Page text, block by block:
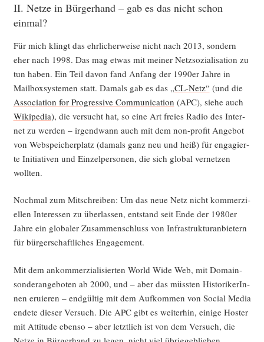
II. Netze in Bürgerhand – gab es das nicht schon
einmal?
Für mich klingt das ehr­li­cher­wei­se nicht nach 2013, son­dern
eher nach 1998. Das mag etwas mit mei­ner Netz­so­zia­li­sa­ti­on zu
tun haben. Ein Teil davon fand Anfang der 1990er Jah­re in
Mail­box­sys­te­men statt. Damals gab es das „CL-Netz“ (und die
Asso­cia­ti­on for Pro­gres­si­ve Com­mu­ni­ca­ti­on (APC), sie­he auch
Wiki­pe­dia), die ver­sucht hat, so eine Art frei­es Radio des Inter­
net zu wer­den – irgend­wann auch mit dem non-pro­fit Ange­bot
von Web­s­pei­cher­platz (damals ganz neu und heiß) für enga­gier­
te Initia­ti­ven und Ein­zel­per­so­nen, die sich glo­bal ver­net­zen
wollten.
Noch­mal zum Mit­schrei­ben: Um das neue Netz nicht kom­mer­zi­
el­len Inter­es­sen zu über­las­sen, ent­stand seit Ende der 1980er
Jah­re ein glo­ba­ler Zusam­men­schluss von Infra­struk­tur­anbie­tern
für bür­ger­schaft­li­ches Engagement.
Mit dem ankom­mer­zia­li­sier­ten World Wide Web, mit Domain­
son­der­an­ge­bo­ten ab 2000, und – aber das müss­ten His­to­ri­ke­rIn­
nen eru­ie­ren – end­gül­tig mit dem Auf­kom­men von Social Media
ende­te die­ser Ver­such. Die APC gibt es wei­ter­hin, eini­ge Hos­ter
mit Atti­tu­de eben­so – aber letzt­lich ist von dem Ver­such, die